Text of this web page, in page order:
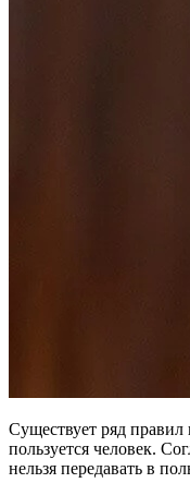
Существует ряд правил
пользуется человек.
нельзя передавать в